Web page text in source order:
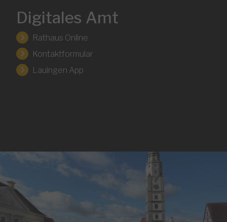
Digitales Amt
Rathaus Online
Kontaktformular
Lauingen App